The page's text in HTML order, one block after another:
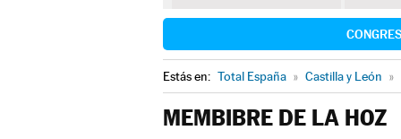
Estás en: Total España » Castilla y León »
MEMBIBRE DE LA HOZ